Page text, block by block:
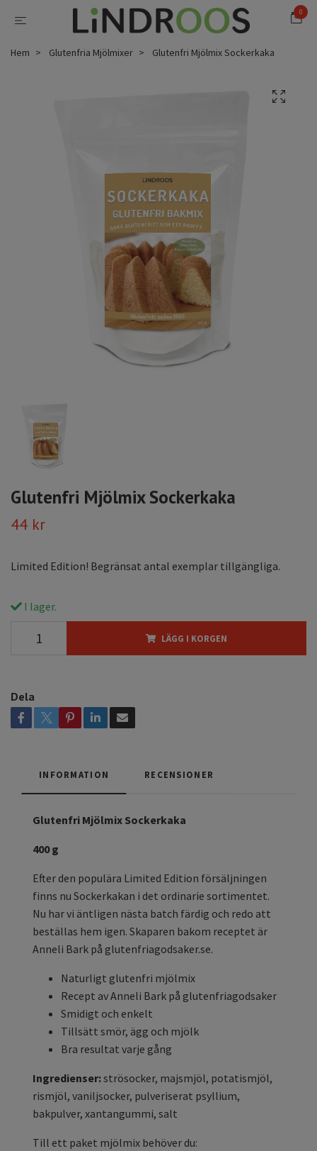
0
Hem Glutenfria Mjölmixer Glutenfri Mjölmix Sockerkaka
Glutenfri Mjölmix Sockerkaka
44 kr
Limited Edition! Begränsat antal exemplar tillgängliga.
I lager.
LÄGG I KORGEN
Dela
INFORMATION RECENSIONER
Glutenfri Mjölmix Sockerkaka
400 g
Efter den populära Limited Edition försäljningen
finns nu Sockerkakan i det ordinarie sortimentet.
Nu har vi äntligen nästa batch färdig och redo att
beställas hem igen. Skaparen bakom receptet är
Anneli Bark på glutenfriagodsaker.se.
Naturligt glutenfri mjölmix
Recept av Anneli Bark på glutenfriagodsaker
Smidigt och enkelt
Tillsätt smör, ägg och mjölk
Bra resultat varje gång
Ingredienser:strösocker, majsmjöl, potatismjöl,
rismjöl, vaniljsocker, pulveriserat psyllium,
bakpulver, xantangummi, salt
Till ett paket mjölmix behöver du: